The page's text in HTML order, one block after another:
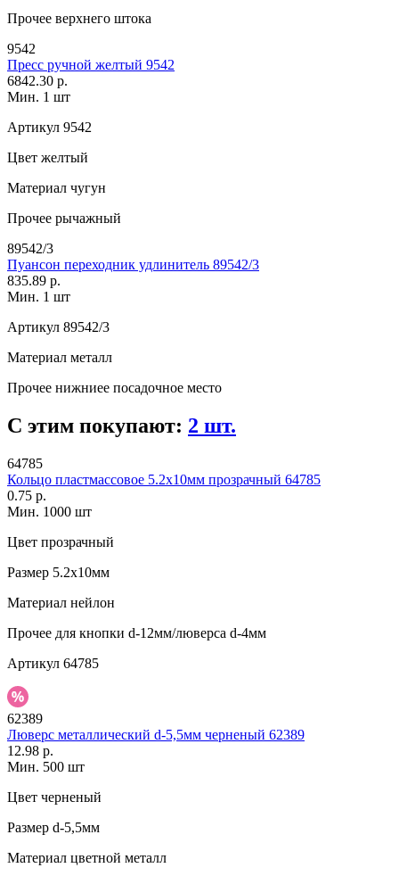
Прочее верхнего штока
9542
Пресс ручной желтый 9542
6842.30 р.
Мин. 1 шт
Артикул 9542
Цвет желтый
Материал чугун
Прочее рычажный
89542/3
Пуансон переходник удлинитель 89542/3
835.89 р.
Мин. 1 шт
Артикул 89542/3
Материал металл
Прочее нижниее посадочное место
С этим покупают: 2 шт.
64785
Кольцо пластмассовое 5.2х10мм прозрачный 64785
0.75 р.
Мин. 1000 шт
Цвет прозрачный
Размер 5.2х10мм
Материал нейлон
Прочее для кнопки d-12мм/люверса d-4мм
Артикул 64785
62389
Люверс металлический d-5,5мм черненый 62389
12.98 р.
Мин. 500 шт
Цвет черненый
Размер d-5,5мм
Материал цветной металл